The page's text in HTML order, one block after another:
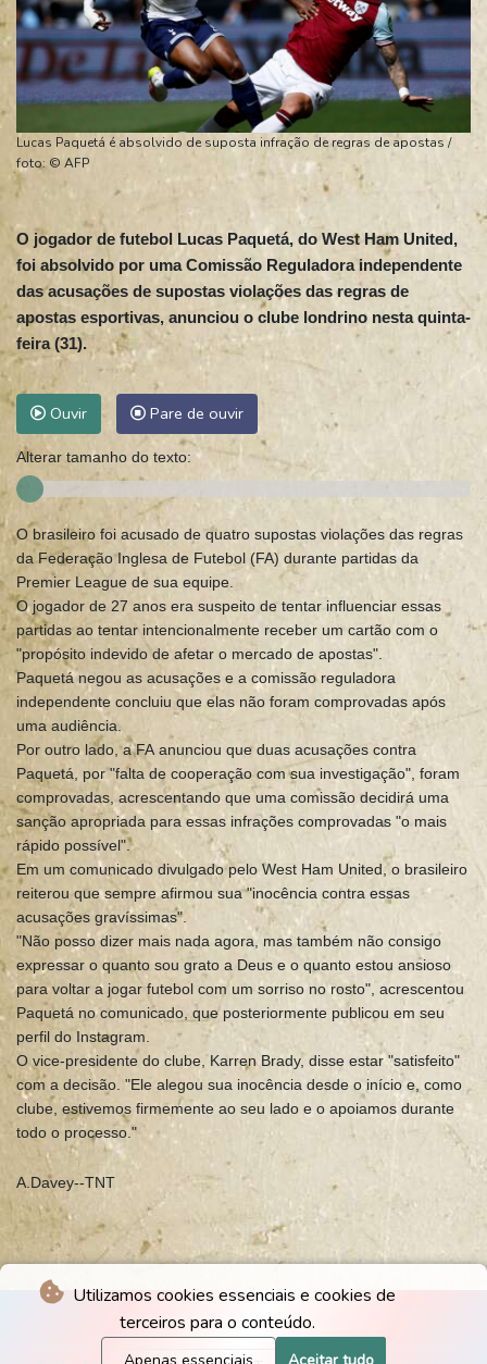
Utilizamos cookies essenciais e cookies de
terceiros para o conteúdo.
Lucas Paquetá é absolvido de suposta infração de regras de apostas /
foto: © AFP
O jogador de futebol Lucas Paquetá, do West Ham United,
foi absolvido por uma Comissão Reguladora independente
das acusações de supostas violações das regras de
apostas esportivas, anunciou o clube londrino nesta quinta-
feira (31).
Ouvir Pare de ouvir
Alterar tamanho do texto:
O brasileiro foi acusado de quatro supostas violações das regras
da Federação Inglesa de Futebol (FA) durante partidas da
Premier League de sua equipe.
O jogador de 27 anos era suspeito de tentar influenciar essas
partidas ao tentar intencionalmente receber um cartão com o
"propósito indevido de afetar o mercado de apostas".
Paquetá negou as acusações e a comissão reguladora
independente concluiu que elas não foram comprovadas após
uma audiência.
Por outro lado, a FA anunciou que duas acusações contra
Paquetá, por "falta de cooperação com sua investigação", foram
comprovadas, acrescentando que uma comissão decidirá uma
sanção apropriada para essas infrações comprovadas "o mais
rápido possível".
Em um comunicado divulgado pelo West Ham United, o brasileiro
reiterou que sempre afirmou sua "inocência contra essas
acusações gravíssimas".
"Não posso dizer mais nada agora, mas também não consigo
expressar o quanto sou grato a Deus e o quanto estou ansioso
para voltar a jogar futebol com um sorriso no rosto", acrescentou
Paquetá no comunicado, que posteriormente publicou em seu
perfil do Instagram.
O vice-presidente do clube, Karren Brady, disse estar "satisfeito"
com a decisão. "Ele alegou sua inocência desde o início e, como
clube, estivemos firmemente ao seu lado e o apoiamos durante
todo o processo."
A.Davey--TNT